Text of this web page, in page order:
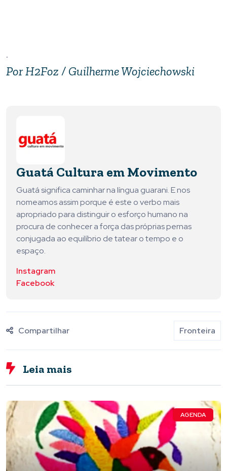
.
Por H2Foz / Guilherme Wojciechowski
Guatá Cultura em Movimento
Guatá significa caminhar na língua guarani. E nos
nomeamos assim porque é este o verbo mais
apropriado para distinguir o esforço humano na
procura de conhecer a força das próprias pernas
conjugada ao equilíbrio de tatear o tempo e o
espaço.
Instagram
Facebook
Compartilhar Fronteira
Leia mais
AGENDA